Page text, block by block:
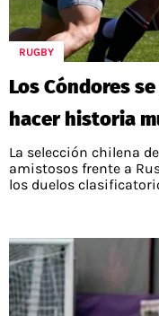
RUGBY
Los Cóndores
hacer historia
La selección chilena
amistosos frente a
los duelos